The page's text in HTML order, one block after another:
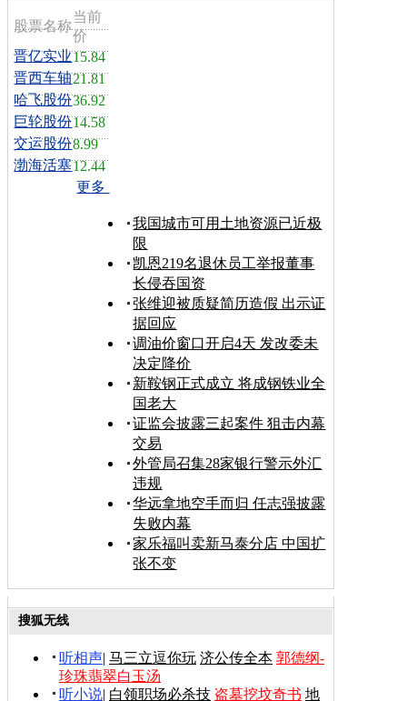
股票名称
当前
价
晋亿实业15.84
晋西车轴21.81
哈飞股份36.92
巨轮股份14.58
交运股份8.99
渤海活塞12.44
更多
我国城市可用土地资源已近极
限
凯恩219名退休员工举报董事
长侵吞国资
张维迎被质疑简历造假 出示证
据回应
调油价窗口开启4天 发改委未
决定降价
新鞍钢正式成立 将成钢铁业全
国老大
证监会披露三起案件 狙击内幕
交易
外管局召集28家银行警示外汇
违规
华远拿地空手而归 任志强披露
失败内幕
家乐福叫卖新马泰分店 中国扩
张不变
搜狐无线
听相声| 马三立逗你玩 济公传全本 郭德纲-
珍珠翡翠白玉汤
听小说| 白领职场必杀技 盗墓挖坟奇书 地